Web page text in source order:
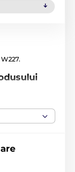
ambalajul a
reambalat